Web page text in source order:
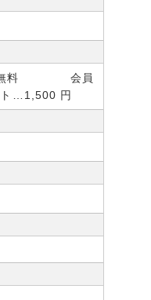
…無料 会員
円